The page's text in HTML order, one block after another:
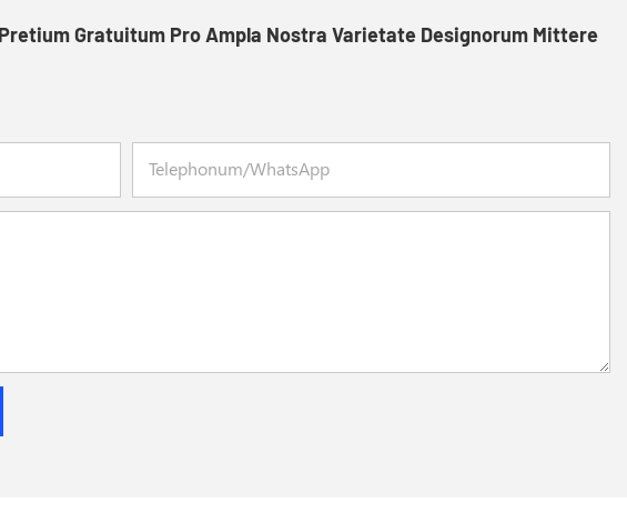
Gratuitum Pro Ampla Nostra Varietate Designorum Mittere
Telephonum/WhatsApp